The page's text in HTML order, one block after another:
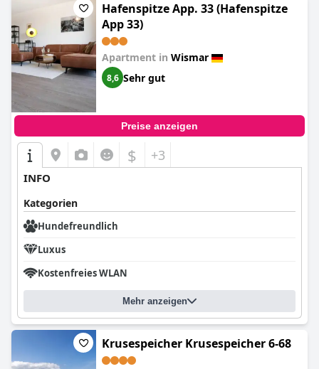
Hafenspitze App. 33 (Hafenspitze
App 33)
Apartment in Wismar
8,6 Sehr gut
Preise anzeigen
$ +3
INFO
Kategorien
Hundefreundlich
Luxus
Kostenfreies WLAN
Mehr anzeigen
Krusespeicher Krusespeicher 6-68